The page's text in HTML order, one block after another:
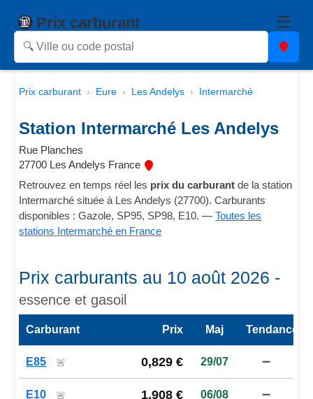
Prix carburant ☰
Prix carburant Eure Les Andelys Intermarché
Station Intermarché Les Andelys
Rue Planches
27700 Les Andelys France
Retrouvez en temps réel les prix du carburant de la station
Intermarché située à Les Andelys (27700). Carburants
disponibles : Gazole, SP95, SP98, E10. —Toutes les
stations Intermarché en France
Prix carburants au 10 août 2026 -
essence et gasoil
Carburant Prix Maj Tendance
E85 🚨 0,829 € 29/07 ➖
E10 🚨 1,908 € 06/08 ➖